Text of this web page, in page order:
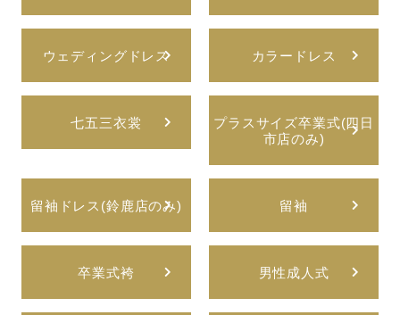
ウェディングドレス カラードレス
七五三衣裳
プラスサイズ卒業式(四日
市店のみ)
留袖ドレス(鈴鹿店のみ) 留袖
卒業式袴 男性成人式